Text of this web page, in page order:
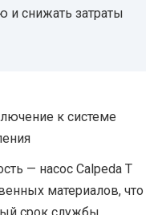
и снижать затраты
к системе
— насос Calpeda T
материалов, что